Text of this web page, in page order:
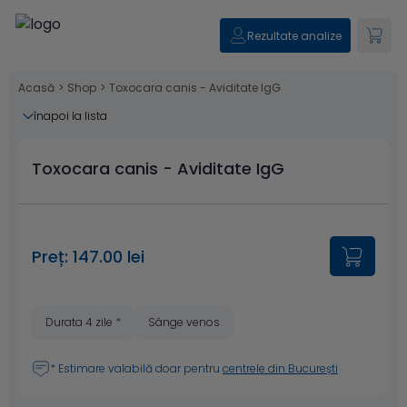
Rezultate analize
Acasă > Shop > Toxocara canis - Aviditate IgG
înapoi la lista
Toxocara canis - Aviditate IgG
Preț: 147.00 lei
Durata 4 zile * Sânge venos
* Estimare valabilă doar pentru centrele din București